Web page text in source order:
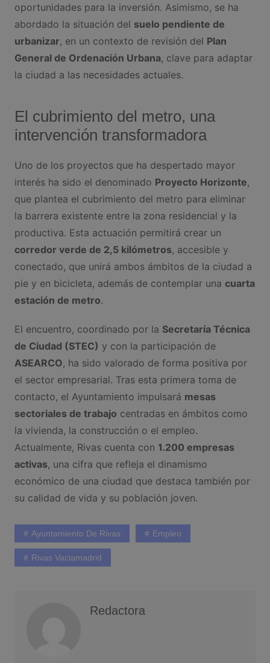
oportunidades para la inversión. Asimismo, se ha
abordado la situación del suelo pendiente de
urbanizar, en un contexto de revisión del Plan
General de Ordenación Urbana, clave para adaptar
la ciudad a las necesidades actuales.
El cubrimiento del metro, una
intervención transformadora
Uno de los proyectos que ha despertado mayor
interés ha sido el denominado Proyecto Horizonte,
que plantea el cubrimiento del metro para eliminar
la barrera existente entre la zona residencial y la
productiva. Esta actuación permitirá crear un
corredor verde de 2,5 kilómetros, accesible y
conectado, que unirá ambos ámbitos de la ciudad a
pie y en bicicleta, además de contemplar una cuarta
estación de metro.
El encuentro, coordinado por la Secretaría Técnica
de Ciudad (STEC) y con la participación de
ASEARCO, ha sido valorado de forma positiva por
el sector empresarial. Tras esta primera toma de
contacto, el Ayuntamiento impulsará mesas
sectoriales de trabajo centradas en ámbitos como
la vivienda, la construcción o el empleo.
Actualmente, Rivas cuenta con 1.200 empresas
activas, una cifra que refleja el dinamismo
económico de una ciudad que destaca también por
su calidad de vida y su población joven.
Ayuntamiento De Rivas Empleo
Rivas Vaciamadrid
Redactora